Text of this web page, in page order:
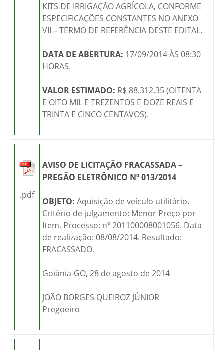
KITS DE IRRIGAÇÃO AGRÍCOLA, CONFORME
ESPECIFICAÇÕES CONSTANTES NO ANEXO
VII – TERMO DE REFERÊNCIA DESTE EDITAL.
DATA DE ABERTURA: 17/09/2014 ÀS 08:30
HORAS.
VALOR ESTIMADO: R$ 88.312,35 (OITENTA
E OITO MIL E TREZENTOS E DOZE REAIS E
TRINTA E CINCO CENTAVOS).
.pdf
AVISO DE LICITAÇÃO FRACASSADA –
PREGÃO ELETRÔNICO Nº 013/2014
OBJETO: Aquisição de veículo utilitário.
Critério de julgamento: Menor Preço por
Item. Processo: nº 201100008001056. Data
de realização: 08/08/2014. Resultado:
FRACASSADO.
Goiânia-GO, 28 de agosto de 2014
JOÃO BORGES QUEIROZ JÚNIOR
Pregoeiro